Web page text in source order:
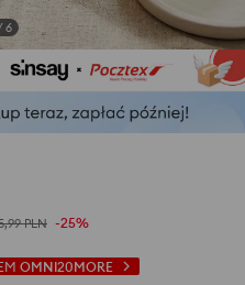
6
PLN -25%
OMNI20MORE